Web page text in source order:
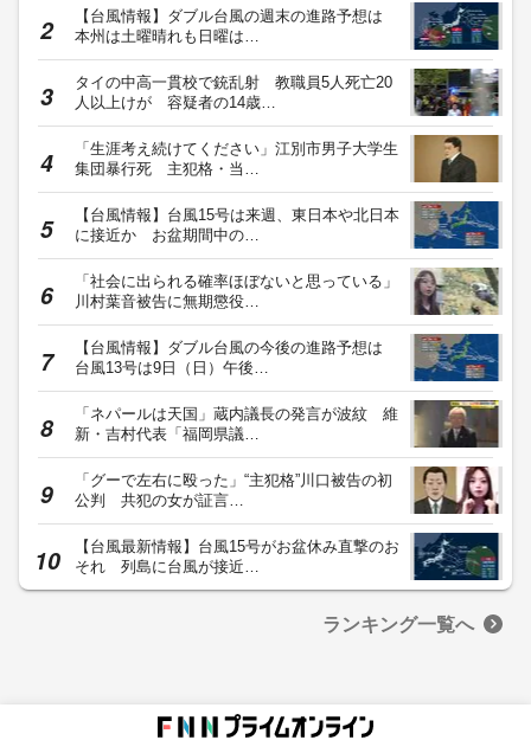
【台風情報】ダブル台風の週末の進路予想は
本州は土曜晴れも日曜は…
タイの中高一貫校で銃乱射 教職員5人死亡20
人以上けが 容疑者の14歳…
「生涯考え続けてください」江別市男子大学生
集団暴行死 主犯格・当…
【台風情報】台風15号は来週、東日本や北日本
に接近か お盆期間中の…
「社会に出られる確率ほぼないと思っている」
川村葉音被告に無期懲役…
【台風情報】ダブル台風の今後の進路予想は
台風13号は9日（日）午後…
「ネパールは天国」蔵内議長の発言が波紋 維
新・吉村代表「福岡県議…
「グーで左右に殴った」“主犯格”川口被告の初
公判 共犯の女が証言…
【台風最新情報】台風15号がお盆休み直撃のお
それ 列島に台風が接近…
ランキング一覧へ